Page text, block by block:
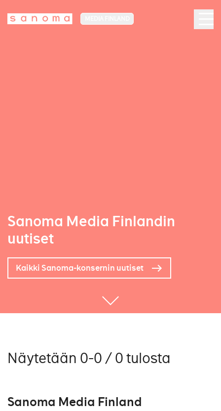
Sanoma Media Finlandin
uutiset
Kaikki Sanoma-konsernin uutiset
Näytetään 0-0 / 0 tulosta
Sanoma Media Finland